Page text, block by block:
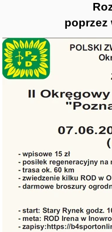
poprzez
te
80-te
2012
2013